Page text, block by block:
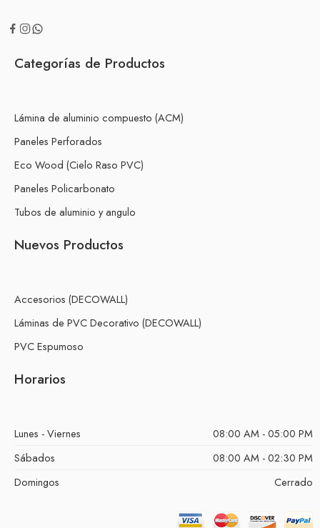
Categorías de Productos
Lámina de aluminio compuesto (ACM)
Paneles Perforados
Eco Wood (Cielo Raso PVC)
Paneles Policarbonato
Tubos de aluminio y angulo
Nuevos Productos
Accesorios (DECOWALL)
Láminas de PVC Decorativo (DECOWALL)
PVC Espumoso
Horarios
Lunes - Viernes
08:00 AM - 05:00 PM
Sábados
08:00 AM - 02:30 PM
Domingos
Cerrado